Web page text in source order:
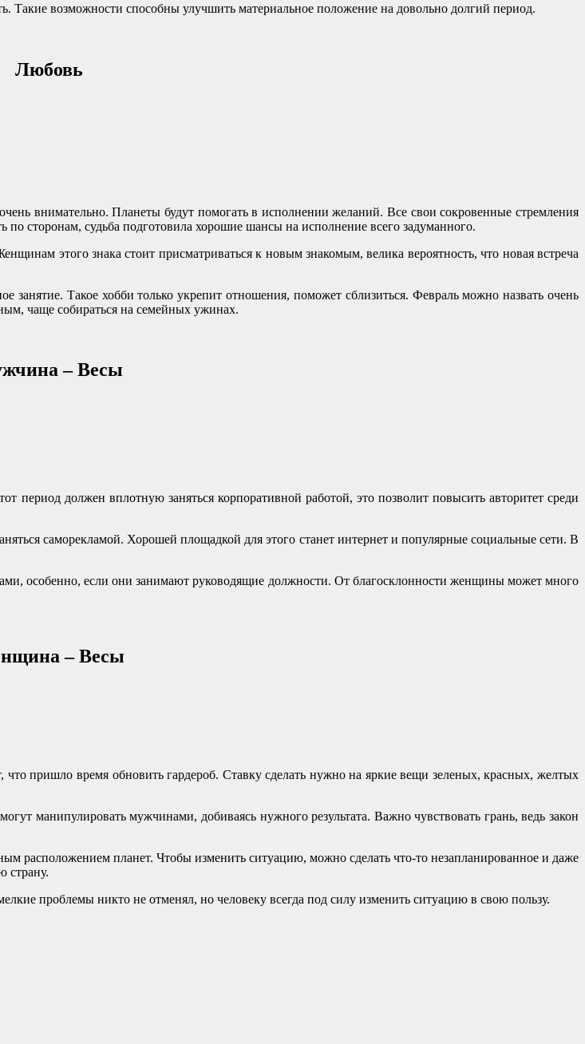
Такие возможности способны улучшить материальное положение на довольно долгий период.
Любовь
внимательно. Планеты будут помогать в исполнении желаний. Все свои сокровенные стремления
по сторонам, судьба подготовила хорошие шансы на исполнение всего задуманного.
этого знака стоит присматриваться к новым знакомым, велика вероятность, что новая встреча
занятие. Такое хобби только укрепит отношения, поможет сблизиться. Февраль можно назвать очень
чаще собираться на семейных ужинах.
– Весы
период должен вплотную заняться корпоративной работой, это позволит повысить авторитет среди
саморекламой. Хорошей площадкой для этого станет интернет и популярные социальные сети. В
особенно, если они занимают руководящие должности. От благосклонности женщины может много
– Весы
пришло время обновить гардероб. Ставку сделать нужно на яркие вещи зеленых, красных, желтых
манипулировать мужчинами, добиваясь нужного результата. Важно чувствовать грань, ведь закон
расположением планет. Чтобы изменить ситуацию, можно сделать что-то незапланированное и даже
страну.
проблемы никто не отменял, но человеку всегда под силу изменить ситуацию в свою пользу.